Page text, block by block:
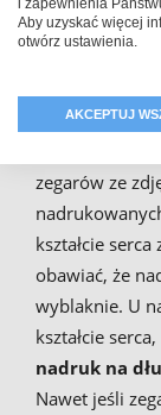
Jeśli chcesz
przecież
zegarów ze
kształcie
obawiać, że
wyblaknie. U
kształcie serca,
nadruk na
Nawet jeśli
i zapewnienia
Aby uzyskać więcej
otwórz ustawienia.
AKCEPTUJ